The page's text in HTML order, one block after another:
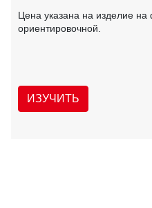
Цена указана на изделие на
ориентировочной.
ИЗУЧИТЬ